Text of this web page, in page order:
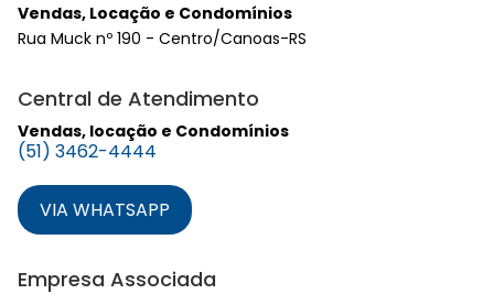
Vendas, Locação e Condomínios
Rua Muck nº 190 - Centro/Canoas-RS
Central de Atendimento
Vendas, locação e Condomínios
(51) 3462-4444
VIA WHATSAPP
Empresa Associada